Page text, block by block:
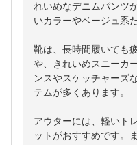
れいめなデニムパンツ
いカラーやベージュ系
靴は、長時間履いても
や、きれいめスニーカ
ンスやスケッチャーズ
テムが多くあります。
アウターには、軽いト
ットがおすすめです。